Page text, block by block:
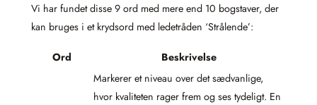
Vi har fundet disse 9 ord med mere end 10 bogstaver, der
kan bruges i et krydsord med ledetråden ‘Strålende’:
Ord Beskrivelse
Markerer et niveau over det sædvanlige,
hvor kvaliteten rager frem og ses tydeligt. En